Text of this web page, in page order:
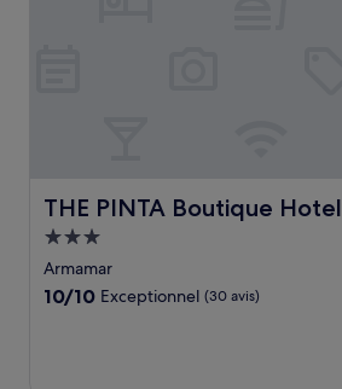
THE PINTA Boutique Hotel
THE PINTA Boutique Hotel
Hébergement
3.0 étoiles
Armamar
10.0
10/10 Exceptionnel (30 avis)